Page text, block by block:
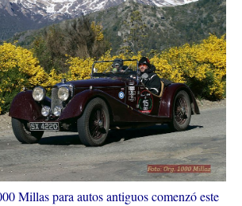
Millas para autos antiguos comenzó este